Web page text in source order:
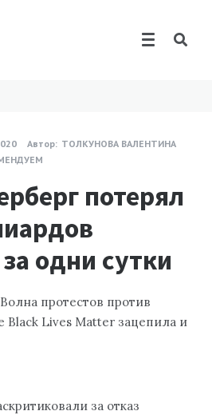
Автор: ТОЛКУНОВА ВАЛЕНТИНА
потерял
одни сутки
протестов против
Black Lives Matter зацепила и
за отказ